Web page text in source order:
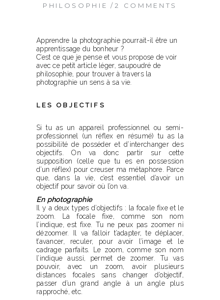
PHILOSOPHIE
2 COMMENTS
Apprendre la photographie pourrait-il être un
apprentissage du bonheur ?
C’est ce que je pense et vous propose de voir
avec ce petit article léger, saupoudré de
philosophie, pour trouver à travers la
photographie un sens à sa vie.
LES OBJECTIFS
Si tu as un appareil professionnel ou semi-
professionnel (un réflex en résumé) tu as la
possibilité de posséder et d’interchanger des
objectifs. On va donc partir sur cette
supposition (celle que tu es en possession
d’un réflex) pour creuser ma métaphore. Parce
que, dans la vie, c’est essentiel d’avoir un
objectif pour savoir où l’on va.
En photographie
Il y a deux types d’objectifs : la focale fixe et le
zoom. La focale fixe, comme son nom
l’indique, est fixe. Tu ne peux pas zoomer ni
dézoomer. Il va falloir t’adapter, te déplacer,
t’avancer, reculer, pour avoir l’image et le
cadrage parfaits. Le zoom, comme son nom
l’indique aussi, permet de zoomer. Tu vas
pouvoir, avec un zoom, avoir plusieurs
distances focales sans changer d’objectif,
passer d’un grand angle à un angle plus
rapproché, etc.